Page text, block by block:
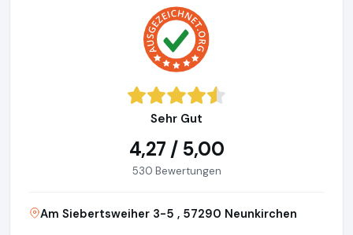
Sehr Gut
4,27 / 5,00
530 Bewertungen
Am Siebertsweiher 3-5 , 57290 Neunkirchen